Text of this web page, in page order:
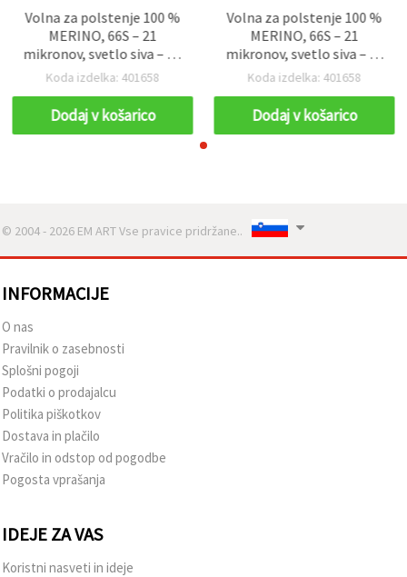
Volna za polstenje 100 %
MERINO, 66S – 21
mikronov, svetlo siva – 4–
5 g
Koda izdelka: 401658
Dodaj v košarico
Volna za polstenje 100 %
MERINO, 66S – 21
mikronov, svetlo siva – 4–
5 g
Koda izdelka: 401658
Dodaj v košarico
© 2004 - 2026 EM ART Vse pravice pridržane..
INFORMACIJE
O nas
Pravilnik o zasebnosti
Splošni pogoji
Podatki o prodajalcu
Politika piškotkov
Dostava in plačilo
Vračilo in odstop od pogodbe
Pogosta vprašanja
IDEJE ZA VAS
Koristni nasveti in ideje